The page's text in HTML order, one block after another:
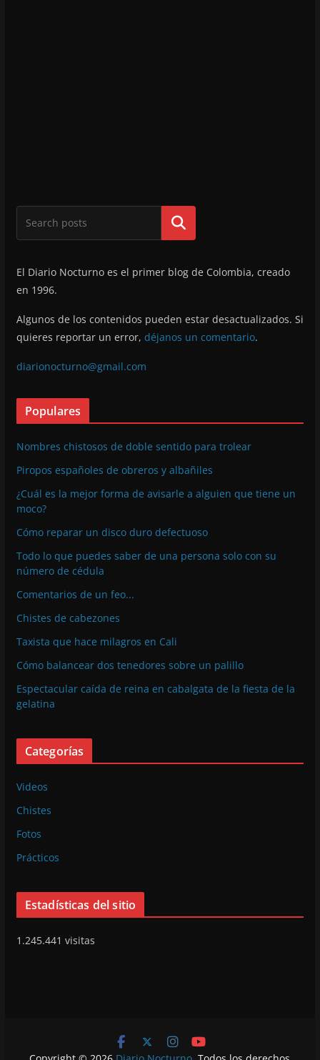
Buscar
El Diario Nocturno es el primer blog de Colombia, creado
en 1996.
Algunos de los contenidos pueden estar desactualizados. Si
quieres reportar un error, déjanos un comentario.
diarionocturno@gmail.com
Populares
Nombres chistosos de doble sentido para trolear
Piropos españoles de obreros y albañiles
¿Cuál es la mejor forma de avisarle a alguien que tiene un
moco?
Cómo reparar un disco duro defectuoso
Todo lo que puedes saber de una persona solo con su
número de cédula
Comentarios de un feo...
Chistes de cabezones
Taxista que hace milagros en Cali
Cómo balancear dos tenedores sobre un palillo
Espectacular caída de reina en cabalgata de la fiesta de la
gelatina
Categorías
Videos
Chistes
Fotos
Prácticos
Estadísticas del sitio
1.245.441 visitas